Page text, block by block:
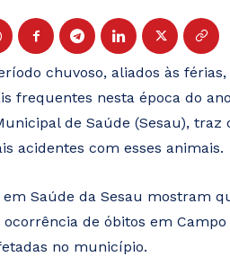
chuvoso, aliados às
frequentes nesta época do
de Saúde (Sesau),
acidentes com esses animais.
Saúde da Sesau mostram
de óbitos em
no município.